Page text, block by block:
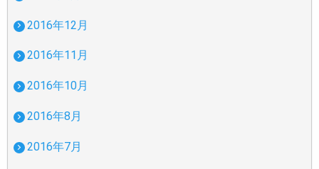
2016年12月
2016年11月
2016年10月
2016年8月
2016年7月